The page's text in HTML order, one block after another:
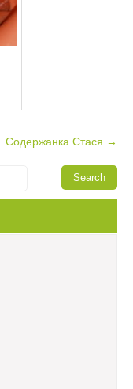
Содержанка Стася →